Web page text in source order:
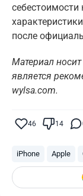
после
Материал
является
wylsa.com.
46 14
iPhone Apple